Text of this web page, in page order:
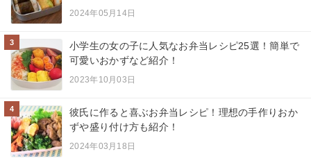
2024年05月14日
3
小学生の女の子に人気なお弁当レシピ25選！簡単で
可愛いおかずなど紹介！
2023年10月03日
4
彼氏に作ると喜ぶお弁当レシピ！理想の手作りおか
ずや盛り付け方も紹介！
2024年03月18日